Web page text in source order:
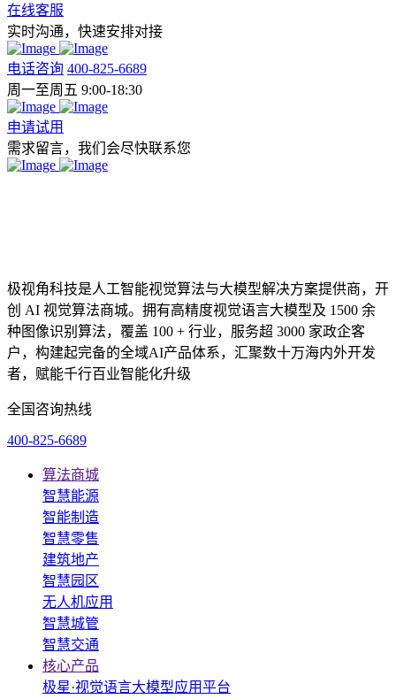
在线客服
实时沟通，快速安排对接
电话咨询 400-825-6689
周一至周五 9:00-18:30
申请试用
需求留言，我们会尽快联系您
极视角科技是人工智能视觉算法与大模型解决方案提供商，开
创 AI 视觉算法商城。拥有高精度视觉语言大模型及 1500 余
种图像识别算法，覆盖 100 + 行业，服务超 3000 家政企客
户，构建起完备的全域AI产品体系，汇聚数十万海内外开发
者，赋能千行百业智能化升级
全国咨询热线
400-825-6689
算法商城
智慧能源
智能制造
智慧零售
建筑地产
智慧园区
无人机应用
智慧城管
智慧交通
核心产品
极星·视觉语言大模型应用平台